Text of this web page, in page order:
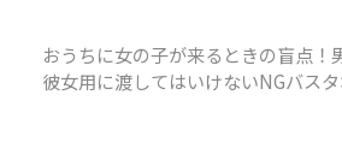
糸についている糊成分が落ちてい
な ...
おうちに女の子が来るときの盲点！
彼女用に渡してはいけないNGバス